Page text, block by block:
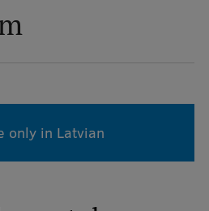
only in Latvian